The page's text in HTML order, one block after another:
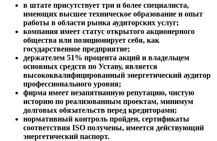
в штате присутствует три и более специалиста,
имеющих высшее техническое образование и опыт
работы в области рынка аудиторских услуг;
компания имеет статус открытого акционерного
общества или позиционирует себя, как
государственное предприятие;
держателем 51% процента акций и владельцем
основных средств по Уставу, является
высококвалифицированный энергетический аудитор
профессионального уровня;
фирма имеет незапятнанную репутацию, чистую
историю по реализованным проектам, минимум
долговых обязательств перед кредиторами;
нормативный контроль пройден, сертификаты
соответствия ISO получены, имеется действующий
энергетический паспорт.